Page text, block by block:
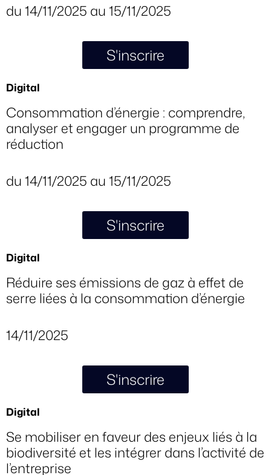
du 14/11/2025 au 15/11/2025
S'inscrire
Digital
Consommation d’énergie : comprendre,
analyser et engager un programme de
réduction
du 14/11/2025 au 15/11/2025
S'inscrire
Digital
Réduire ses émissions de gaz à effet de
serre liées à la consommation d’énergie
14/11/2025
S'inscrire
Digital
Se mobiliser en faveur des enjeux liés à la
biodiversité et les intégrer dans l’activité de
l’entreprise